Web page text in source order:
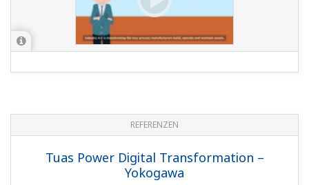
REFERENZEN
Tuas Power Digital Transformation –
Yokogawa